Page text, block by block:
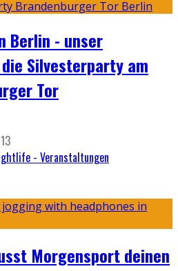
Berlin - unser
Silvesterparty am
Tor
- Veranstaltungen
Morgensport deinen